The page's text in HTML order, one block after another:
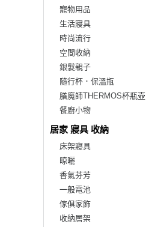
寵物用品
生活寢具
時尚流行
空間收納
銀髮親子
隨行杯．保溫瓶
膳魔師THERMOS杯瓶壺
餐廚小物
居家 寢具 收納
床架寢具
晾曬
香氣芬芳
一般電池
傢俱家飾
收納層架